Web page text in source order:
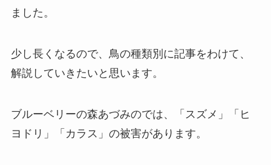
ました。
少し長くなるので、鳥の種類別に記事をわけて、
解説していきたいと思います。
ブルーベリーの森あづみのでは、「スズメ」「ヒ
ヨドリ」「カラス」の被害があります。